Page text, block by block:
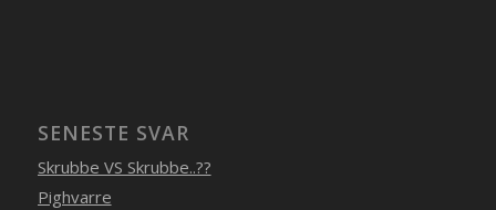
SENESTE SVAR
Skrubbe VS Skrubbe..??
Pighvarre